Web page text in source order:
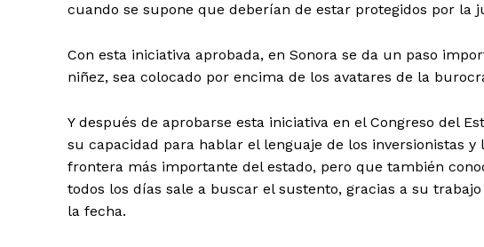
cuando se supone que deberían de estar protegidos por la
Con esta iniciativa aprobada, en Sonora se da un paso
niñez, sea colocado por encima de los avatares de la
Y después de aprobarse esta iniciativa en el Congreso del
su capacidad para hablar el lenguaje de los inversionistas
frontera más importante del estado, pero que también
todos los días sale a buscar el sustento, gracias a su
la fecha.